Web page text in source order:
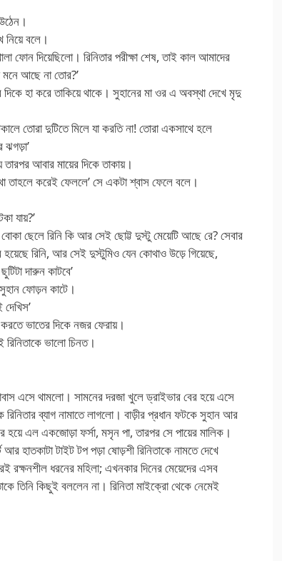
নিয়ে বলে।
ফোন দিয়েছিলো। রিনিতার পরীক্ষা শেষ, তাই কাল আমাদের
মনে আছে না তোর?’
দিকে হা করে তাকিয়ে থাকে। সুহানের মা ওর এ অবস্থা দেখে মৃদু
তোরা দুটিতে মিলে যা করতি না! তোরা একসাথে হলে
ঝগড়া’
আবার মায়ের দিকে তাকায়।
তাহলে করেই ফেললে’ সে একটা শ্বাস ফেলে বলে।
যায়?’
ছেলে রিনি কি আর সেই ছোট্ট দুস্টু মেয়েটি আছে রে? সেবার
হয়েছে রিনি, আর সেই দুস্টুমিও যেন কোথাও উড়ে গিয়েছে,
দারুন কাটবে’
ফোড়ন কাটে।
ভাতের দিকে নজর ফেরায়।
ভালো চিনত।
এসে থামলো। সামনের দরজা খুলে ড্রাইভার বের হয়ে এসে
ব্যাগ নামাতে লাগলো। বাড়ীর প্রধান ফটকে সুহান আর
হয়ে এল একজোড়া ফর্সা, মসৃন পা, তারপর সে পায়ের মালিক।
হাতকাটা টাইট টপ পড়া ষোড়শী রিনিতাকে নামতে দেখে
ধরনের মহিলা; এখনকার দিনের মেয়েদের এসব
তিনি কিছুই বললেন না। রিনিতা মাইক্রো থেকে নেমেই